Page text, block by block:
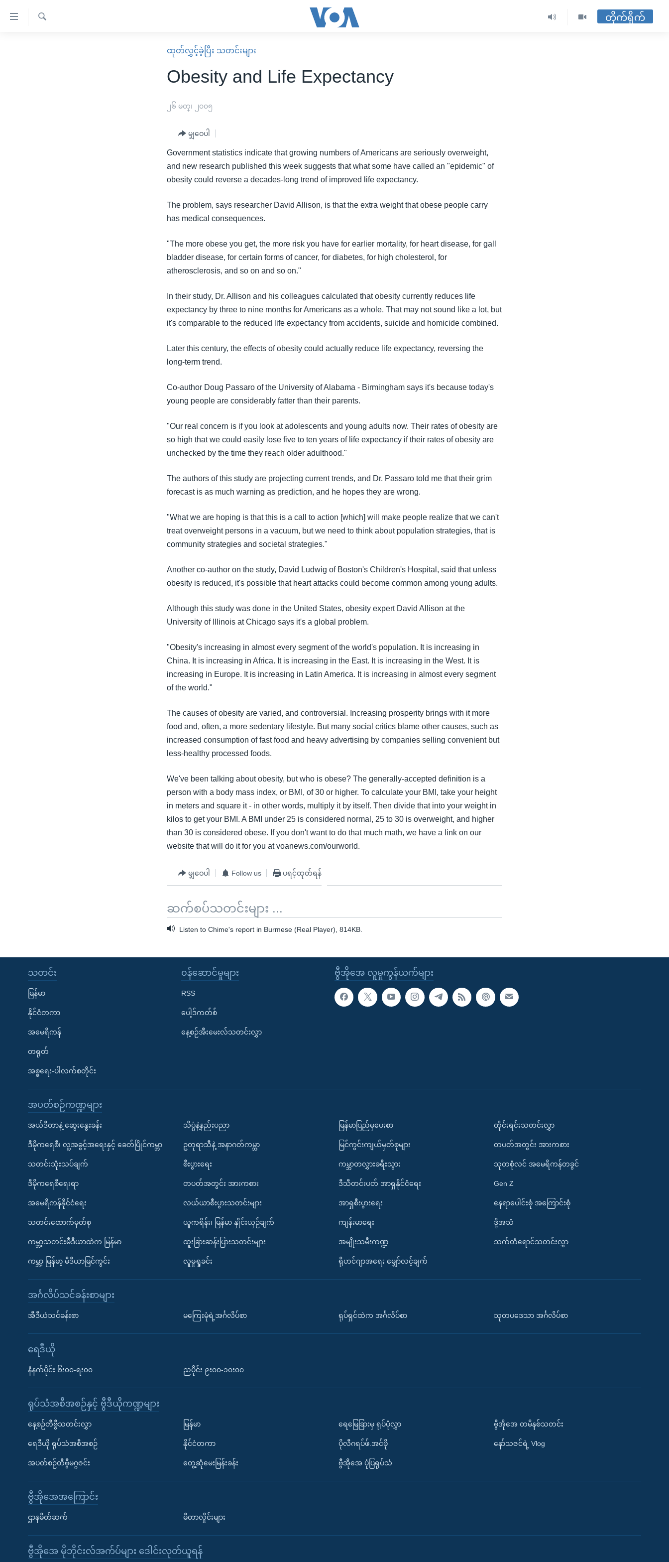
Learning English
တိုက်ရိုက်
ထုတ်လွှင့်ခဲ့ပြီး သတင်းများ
Obesity and Life Expectancy
၂၆ မတ္၊ ၂၀၀၅
မျှဝေပါ
Government statistics indicate that growing numbers of Americans are seriously overweight,
and new research published this week suggests that what some have called an "epidemic" of
obesity could reverse a decades-long trend of improved life expectancy.
The problem, says researcher David Allison, is that the extra weight that obese people carry
has medical consequences.
"The more obese you get, the more risk you have for earlier mortality, for heart disease, for gall
bladder disease, for certain forms of cancer, for diabetes, for high cholesterol, for
atherosclerosis, and so on and so on."
In their study, Dr. Allison and his colleagues calculated that obesity currently reduces life
expectancy by three to nine months for Americans as a whole. That may not sound like a lot, but
it's comparable to the reduced life expectancy from accidents, suicide and homicide combined.
Later this century, the effects of obesity could actually reduce life expectancy, reversing the
long-term trend.
Co-author Doug Passaro of the University of Alabama - Birmingham says it's because today's
young people are considerably fatter than their parents.
"Our real concern is if you look at adolescents and young adults now. Their rates of obesity are
so high that we could easily lose five to ten years of life expectancy if their rates of obesity are
unchecked by the time they reach older adulthood."
The authors of this study are projecting current trends, and Dr. Passaro told me that their grim
forecast is as much warning as prediction, and he hopes they are wrong.
"What we are hoping is that this is a call to action [which] will make people realize that we can't
treat overweight persons in a vacuum, but we need to think about population strategies, that is
community strategies and societal strategies."
Another co-author on the study, David Ludwig of Boston's Children's Hospital, said that unless
obesity is reduced, it's possible that heart attacks could become common among young adults.
Although this study was done in the United States, obesity expert David Allison at the
University of Illinois at Chicago says it's a global problem.
"Obesity's increasing in almost every segment of the world's population. It is increasing in
China. It is increasing in Africa. It is increasing in the East. It is increasing in the West. It is
increasing in Europe. It is increasing in Latin America. It is increasing in almost every segment
of the world."
The causes of obesity are varied, and controversial. Increasing prosperity brings with it more
food and, often, a more sedentary lifestyle. But many social critics blame other causes, such as
increased consumption of fast food and heavy advertising by companies selling convenient but
less-healthy processed foods.
We've been talking about obesity, but who is obese? The generally-accepted definition is a
person with a body mass index, or BMI, of 30 or higher. To calculate your BMI, take your height
in meters and square it - in other words, multiply it by itself. Then divide that into your weight in
kilos to get your BMI. A BMI under 25 is considered normal, 25 to 30 is overweight, and higher
than 30 is considered obese. If you don't want to do that much math, we have a link on our
website that will do it for you at voanews.com/ourworld.
မျှဝေပါ Follow us ပရင့်ထုတ်ရန်
ဆက်စပ်သတင်းများ ...
Listen to Chime's report in Burmese (Real Player), 814KB.
ဗွီအိုအေ လူမှုကွန်ယက်များ
သတင်း
မြန်မာ
နိုင်ငံတကာ
အမေရိကန်
တရုတ်
အစ္စရေး-ပါလက်စတိုင်း
၀န်ဆောင်မှုများ
RSS
ပေါ့ဒ်ကတ်စ်
နေ့စဉ်အီးမေးလ်သတင်းလွှာ
အပတ်စဉ်ကဏ္ဍများ
အယ်ဒီတာနဲ့ ဆွေးနွေးခန်း
ဒီမိုကရေစီ၊ လူ့အခွင့်အရေးနှင့် ခေတ်ပြိုင်ကမ္ဘာ
သတင်းသုံးသပ်ချက်
ဒီမိုကရေစီရေးရာ
အမေရိကန်နိုင်ငံရေး
သတင်းထောက်မှတ်စု
ကမ္ဘာ့သတင်းမီဒီယာထဲက မြန်မာ
ကမ္ဘာ့ မြန်မာ့ မီဒီယာမြင်ကွင်း
သိပ္ပံနဲ့နည်းပညာ
ဥတုရာသီနဲ့ အနာဂတ်ကမ္ဘာ
စီးပွားရေး
တပတ်အတွင်း အားကစား
လယ်ယာစီးပွားသတင်းများ
ယူကရိန်း၊ မြန်မာ နှိုင်းယှဉ်ချက်
ထူးခြားဆန်းပြားသတင်းများ
လူမှုရှုခင်း
မြန်မာပြည်မှပေးစာ
မြင်ကွင်းကျယ်မှတ်စုများ
ကမ္ဘာတလွှားခရီးသွား
ဒီသီတင်းပတ် အာရှနိုင်ငံရေး
အာရှစီးပွားရေး
ကျန်းမာရေး
အမျိုးသမီးကဏ္ဍ
ရိုဟင်ဂျာအရေး မျှော်လင့်ချက်
တိုင်းရင်းသတင်းလွှာ
တပတ်အတွင်း အားကစား
သုတစုံလင် အမေရိကန်တခွင်
Gen Z
နေရာပေါင်းစုံ အကြောင်းစုံ
ဒို့အသံ
သက်တံရောင်သတင်းလွှာ
အင်္ဂလိပ်သင်ခန်းစာများ
အီဒီယံသင်ခန်းစာ မကြေးမုံရဲ့အင်္ဂလိပ်စာ ရုပ်ရှင်ထဲက အင်္ဂလိပ်စာ သုတပဒေသာ အင်္ဂလိပ်စာ
ရေဒီယို
နံနက်ပိုင်း ၆း၀၀-ရး၀၀ ညပိုင်း ၉း၀၀-၁၀း၀၀
ရုပ်သံအစီအစဉ်နှင့် ဗွီဒီယိုကဏ္ဍများ
နေ့စဉ်တီဗွီသတင်းလွှာ
ရေဒီယို ရုပ်သံအစီအစဉ်
အပတ်စဉ်တီဗွီမဂ္ဂဇင်း
မြန်မာ
နိုင်ငံတကာ
တွေ့ဆုံမေးမြန်းခန်း
ရေမြေခြားမှ ရုပ်ပုံလွှာ
ပိုလီဂရပ်ဖ်.အင်ဖို
ဗွီအိုအေ ပုံပြရုပ်သံ
ဗွီအိုအေ တမိနစ်သတင်း
နော်သဇင်ရဲ့ Vlog
ဗွီအိုအေအကြောင်း
ဌာနမိတ်ဆက် မီတာလှိုင်းများ
ဗွီအိုအေ မိုဘိုင်းလ်အက်ပ်များ ဒေါင်းလုတ်ယူရန်